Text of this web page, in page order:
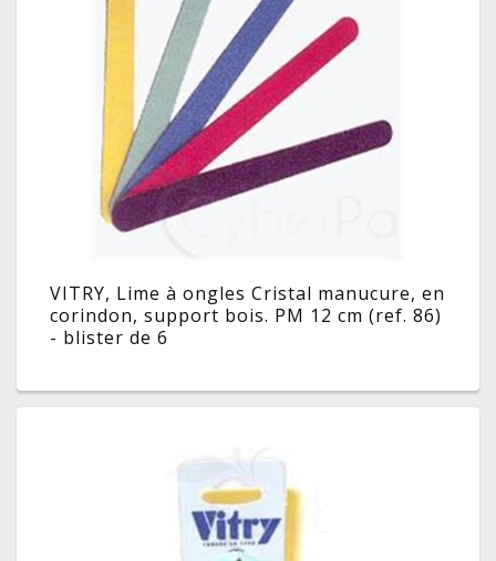
VITRY, Lime à ongles Cristal manucure, en
corindon, support bois. PM 12 cm (ref. 86)
- blister de 6